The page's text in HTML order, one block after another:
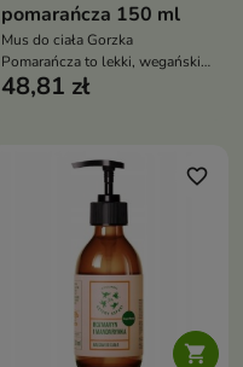
pomarańcza 150 ml
Mus do ciała Gorzka
Pomarańcza to lekki, wegański
kosmetyk o puszystej
cytrusowo-ziołową kompozycją
48,81 zł

favorite_border